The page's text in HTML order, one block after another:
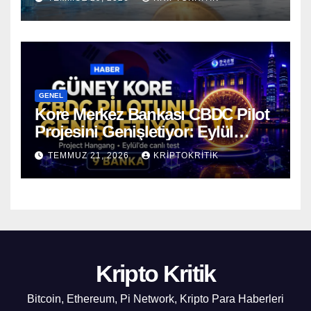
GENEL
Kore Merkez Bankası CBDC Pilot
Projesini Genişletiyor: Eylül
Ayında Gerçek Transferler
Başlıyor
TEMMUZ 21, 2026 KRIPTOKRITIK
Kripto Kritik
Bitcoin, Ethereum, Pi Network, Kripto Para Haberleri